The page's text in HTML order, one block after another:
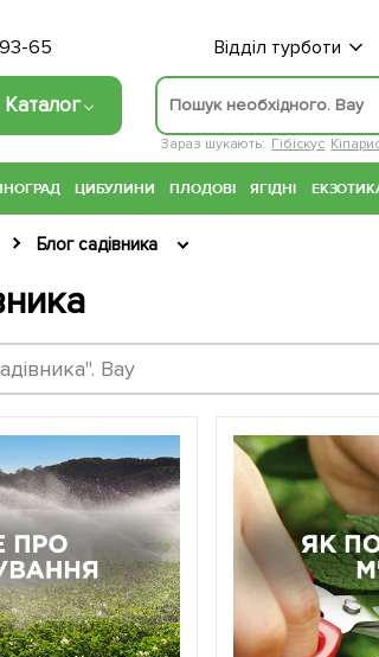
65 Відділ турботи
Каталог
Зараз шукають: Гібіскус
ЦИБУЛИНИ ПЛОДОВІ ЯГІДНІ
Блог садівника